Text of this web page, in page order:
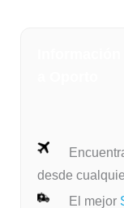
desde
El mejor